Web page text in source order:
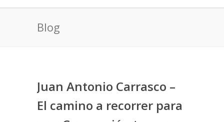
Blog
Juan Antonio Carrasco –
El camino a recorrer para